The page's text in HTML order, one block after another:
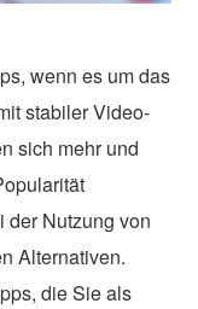
wenn es um das
stabiler Video-
sich mehr und
der Nutzung von
Alternativen.
die Sie als